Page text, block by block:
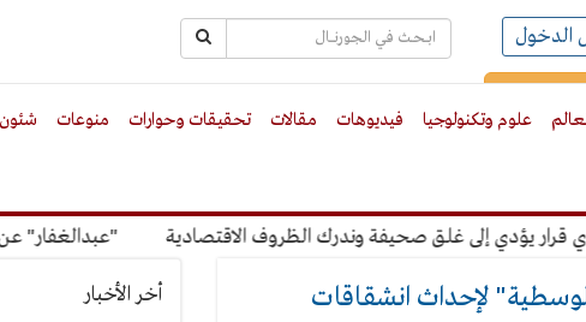
الدخول
علوم وتكنولوجيا فيديوهات مقالات تحقيقات وحوارات منوعات
يؤدي إلى غلق صحيفة وندرك الظروف الاقتصادية "عبدالغفار" عن
لإحداث انشقاقات أخر الأخبار